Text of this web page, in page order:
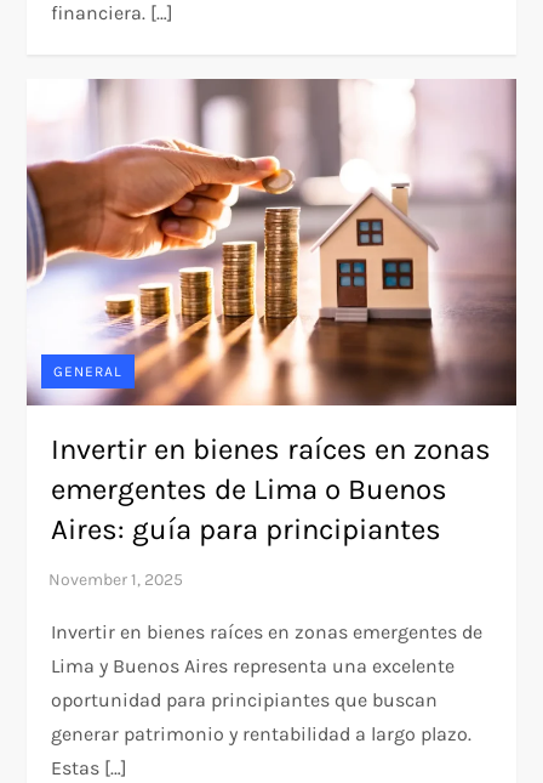
financiera. […]
GENERAL
Invertir en bienes raíces en zonas
emergentes de Lima o Buenos
Aires: guía para principiantes
Invertir en bienes raíces en zonas emergentes de
Lima y Buenos Aires representa una excelente
oportunidad para principiantes que buscan
generar patrimonio y rentabilidad a largo plazo.
Estas […]